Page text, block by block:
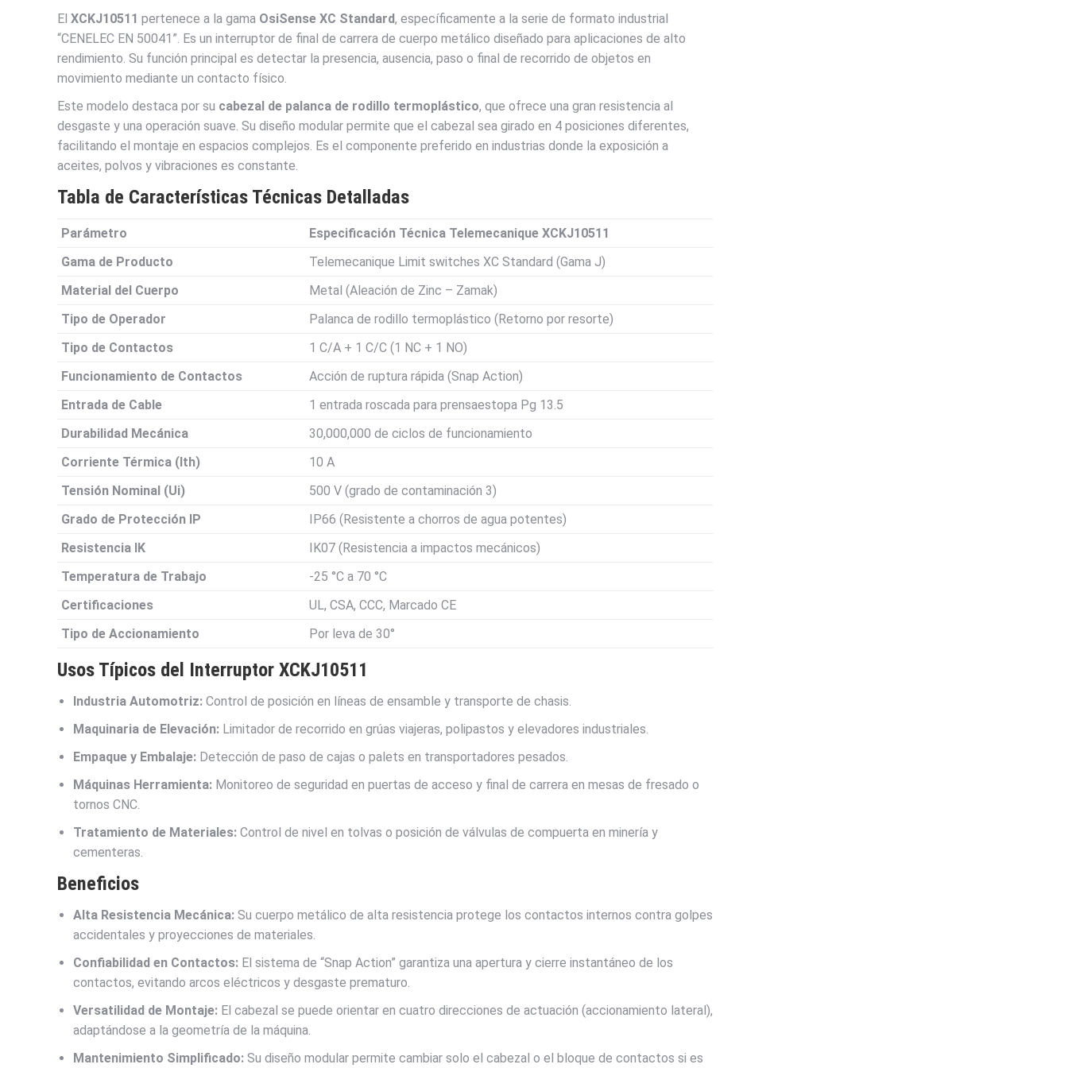
El XCKJ10511 pertenece a la gama OsiSense XC Standard, específicamente a la serie de formato industrial
“CENELEC EN 50041”. Es un interruptor de final de carrera de cuerpo metálico diseñado para aplicaciones de alto
rendimiento. Su función principal es detectar la presencia, ausencia, paso o final de recorrido de objetos en
movimiento mediante un contacto físico.
Este modelo destaca por su cabezal de palanca de rodillo termoplástico, que ofrece una gran resistencia al
desgaste y una operación suave. Su diseño modular permite que el cabezal sea girado en 4 posiciones diferentes,
facilitando el montaje en espacios complejos. Es el componente preferido en industrias donde la exposición a
aceites, polvos y vibraciones es constante.
Tabla de Características Técnicas Detalladas
Parámetro
Especificación Técnica Telemecanique XCKJ10511
Gama de Producto
Telemecanique Limit switches XC Standard (Gama J)
Material del Cuerpo
Metal (Aleación de Zinc – Zamak)
Tipo de Operador
Palanca de rodillo termoplástico (Retorno por resorte)
Tipo de Contactos
1 C/A + 1 C/C (1 NC + 1 NO)
Funcionamiento de Contactos
Acción de ruptura rápida (Snap Action)
Entrada de Cable
1 entrada roscada para prensaestopa Pg 13.5
Durabilidad Mecánica
30,000,000 de ciclos de funcionamiento
Corriente Térmica (Ith)
10 A
Tensión Nominal (Ui)
500 V (grado de contaminación 3)
Grado de Protección IP
IP66 (Resistente a chorros de agua potentes)
Resistencia IK
IK07 (Resistencia a impactos mecánicos)
Temperatura de Trabajo
-25 °C a 70 °C
Certificaciones
UL, CSA, CCC, Marcado CE
Tipo de Accionamiento
Por leva de 30°
Usos Típicos del Interruptor XCKJ10511
Industria Automotriz: Control de posición en líneas de ensamble y transporte de chasis.
Maquinaria de Elevación: Limitador de recorrido en grúas viajeras, polipastos y elevadores industriales.
Empaque y Embalaje: Detección de paso de cajas o palets en transportadores pesados.
Máquinas Herramienta: Monitoreo de seguridad en puertas de acceso y final de carrera en mesas de fresado o
tornos CNC.
Tratamiento de Materiales: Control de nivel en tolvas o posición de válvulas de compuerta en minería y
cementeras.
Beneficios
Alta Resistencia Mecánica: Su cuerpo metálico de alta resistencia protege los contactos internos contra golpes
accidentales y proyecciones de materiales.
Confiabilidad en Contactos: El sistema de “Snap Action” garantiza una apertura y cierre instantáneo de los
contactos, evitando arcos eléctricos y desgaste prematuro.
Versatilidad de Montaje: El cabezal se puede orientar en cuatro direcciones de actuación (accionamiento lateral),
adaptándose a la geometría de la máquina.
Mantenimiento Simplificado: Su diseño modular permite cambiar solo el cabezal o el bloque de contactos si es